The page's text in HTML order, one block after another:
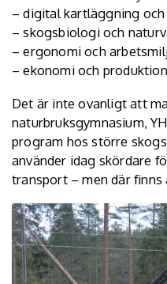
– digital kartläggning
– skogsbiologi och
– ergonomi och
– ekonomi och
Det är inte ovanligt att
naturbruksgymnasium,
program hos större
använder idag skördare
transport – men där finns